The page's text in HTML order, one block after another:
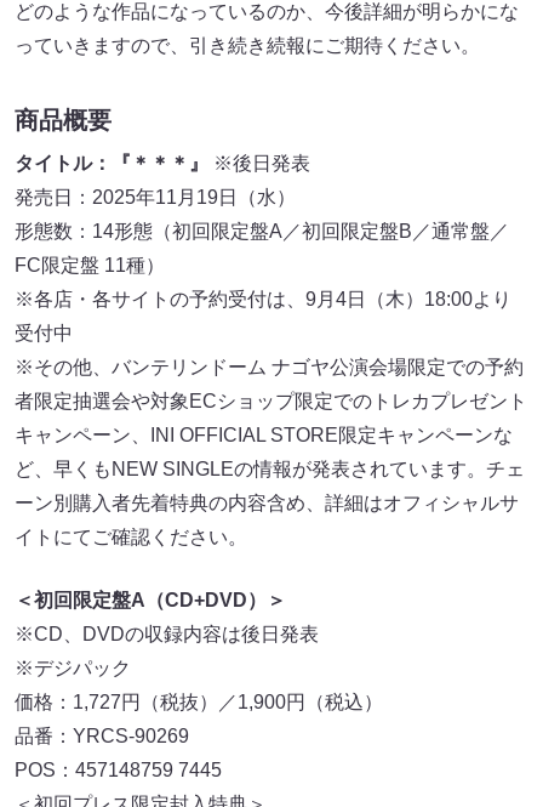
どのような作品になっているのか、今後詳細が明らかにな
っていきますので、引き続き続報にご期待ください。
商品概要
タイトル：『＊＊＊』
※後日発表
発売日：2025年11月19日（水）
形態数：14形態（初回限定盤A／初回限定盤B／通常盤／
FC限定盤 11種）
※各店・各サイトの予約受付は、9月4日（木）18:00より
受付中
※その他、バンテリンドーム ナゴヤ公演会場限定での予約
者限定抽選会や対象ECショップ限定でのトレカプレゼント
キャンペーン、INI OFFICIAL STORE限定キャンペーンな
ど、早くもNEW SINGLEの情報が発表されています。チェ
ーン別購入者先着特典の内容含め、詳細はオフィシャルサ
イトにてご確認ください。
＜初回限定盤A（CD+DVD）＞
※CD、DVDの収録内容は後日発表
※デジパック
価格：1,727円（税抜）／1,900円（税込）
品番：YRCS-90269
POS：457148759 7445